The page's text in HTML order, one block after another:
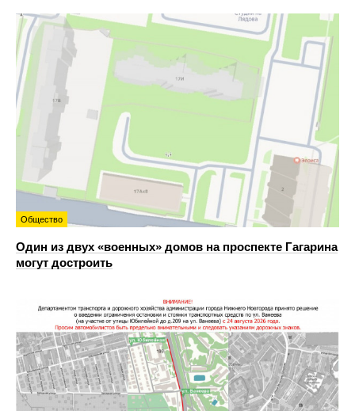
Общество
Один из двух «военных» домов на проспекте Гагарина
могут достроить